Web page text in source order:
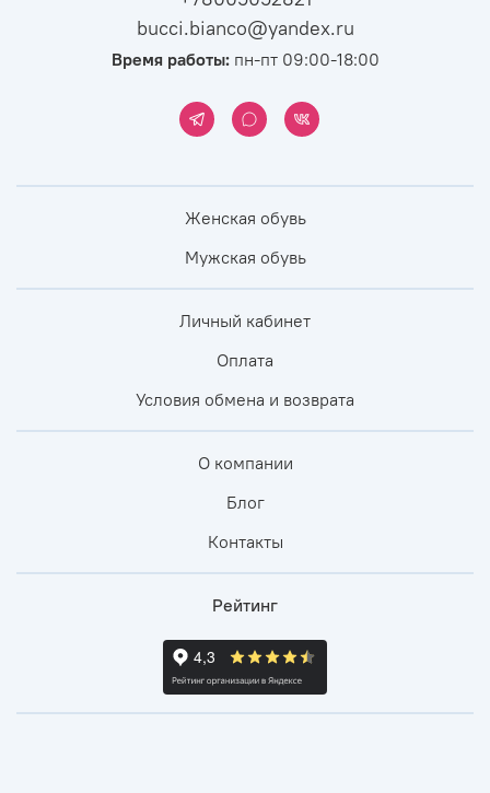
bucci.bianco@yandex.ru
Время работы:пн-пт 09:00-18:00
Женская обувь
Мужская обувь
Личный кабинет
Оплата
Условия обмена и возврата
О компании
Блог
Контакты
Рейтинг